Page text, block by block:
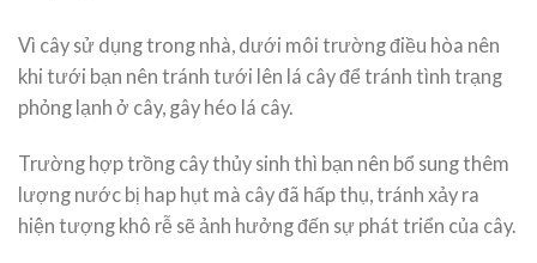
Vì cây sử dụng trong nhà, dưới môi trường điều hòa nên
khi tưới bạn nên tránh tưới lên lá cây để tránh tình trạng
phỏng lạnh ở cây, gây héo lá cây.
Trường hợp trồng cây thủy sinh thì bạn nên bổ sung thêm
lượng nước bị hap hụt mà cây đã hấp thụ, tránh xảy ra
hiện tượng khô rễ sẽ ảnh hưởng đến sự phát triển của cây.